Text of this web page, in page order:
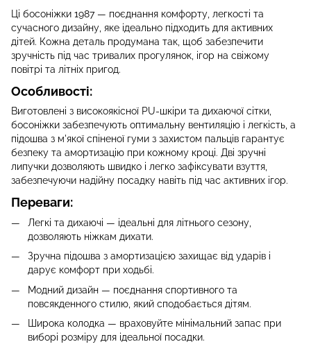
Ці босоніжки 1987 — поєднання комфорту, легкості та
сучасного дизайну, яке ідеально підходить для активних
дітей. Кожна деталь продумана так, щоб забезпечити
зручність під час тривалих прогулянок, ігор на свіжому
повітрі та літніх пригод.
Особливості:
Виготовлені з високоякісної PU-шкіри та дихаючої сітки,
босоніжки забезпечують оптимальну вентиляцію і легкість, а
підошва з м'якої спіненої гуми з захистом пальців гарантує
безпеку та амортизацію при кожному кроці. Дві зручні
липучки дозволяють швидко і легко зафіксувати взуття,
забезпечуючи надійну посадку навіть під час активних ігор.
Переваги:
Легкі та дихаючі — ідеальні для літнього сезону,
дозволяють ніжкам дихати.
Зручна підошва з амортизацією захищає від ударів і
дарує комфорт при ходьбі.
Модний дизайн — поєднання спортивного та
повсякденного стилю, який сподобається дітям.
Широка колодка — враховуйте мінімальний запас при
виборі розміру для ідеальної посадки.